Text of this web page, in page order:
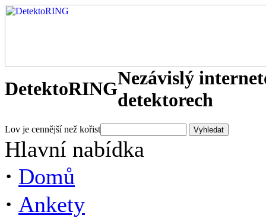
DetektoRINGNezávislý
detektorech
Lov je cennější než kořist
Hlavní nabídka
· Domů
· Ankety